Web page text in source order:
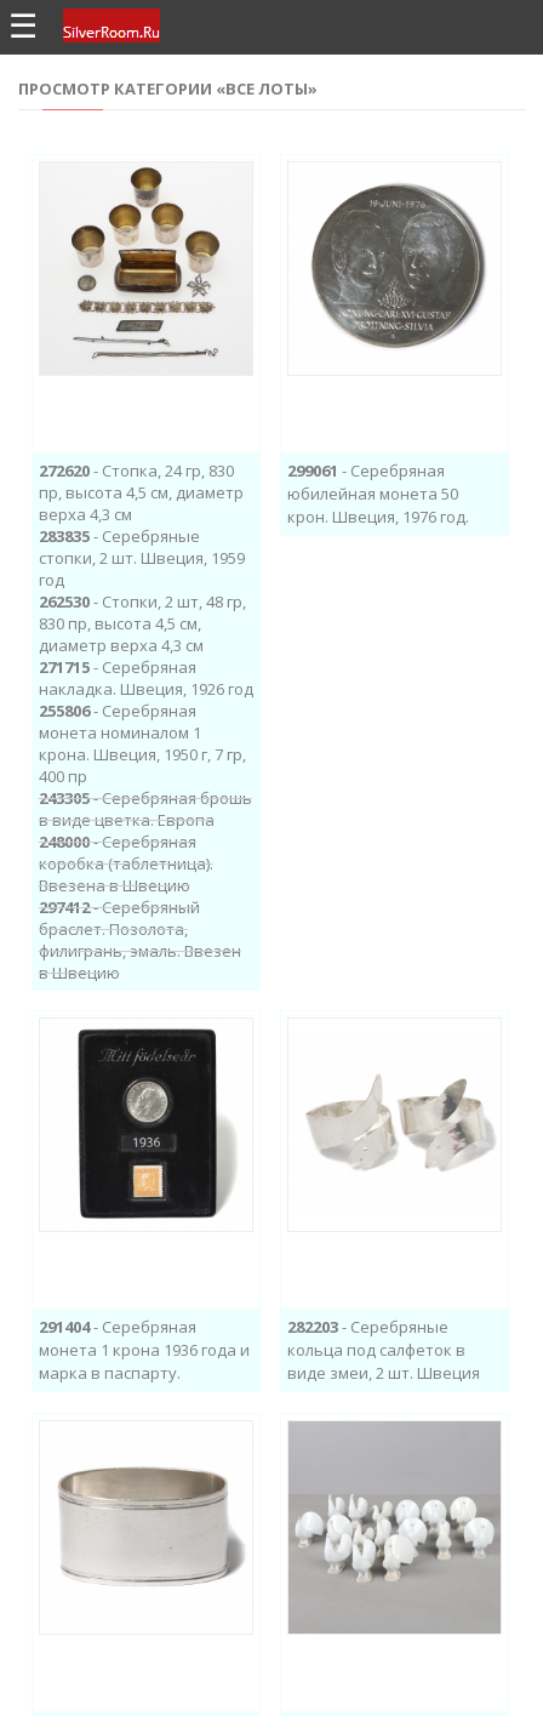
☰
ПРОСМОТР КАТЕГОРИИ «ВСЕ ЛОТЫ»
272620- Стопка, 24 гр, 830
пр, высота 4,5 см, диаметр
верха 4,3 см
283835- Серебряные
стопки, 2 шт. Швеция, 1959
год
262530- Стопки, 2 шт, 48 гр,
830 пр, высота 4,5 см,
диаметр верха 4,3 см
271715- Серебряная
накладка. Швеция, 1926 год
255806- Серебряная
монета номиналом 1
крона. Швеция, 1950 г, 7 гр,
400 пр
243305- Серебряная брошь
в виде цветка. Европа
248000- Cеребряна​я
коробка (таблетница).
Ввезена в Швецию
297412- Серебряный
браслет. Позолота,
филигрань, эмаль. Ввезен
в Швецию
299061 - Серебряная
юбилейная​ монета 50
крон. Швеция, 1976 год.
291404- Серебряная
монета 1 крона 1936 года и
марка в паспарту.
282203- Серебряные
кольца под салфеток в
виде змеи, 2 шт. Швеция